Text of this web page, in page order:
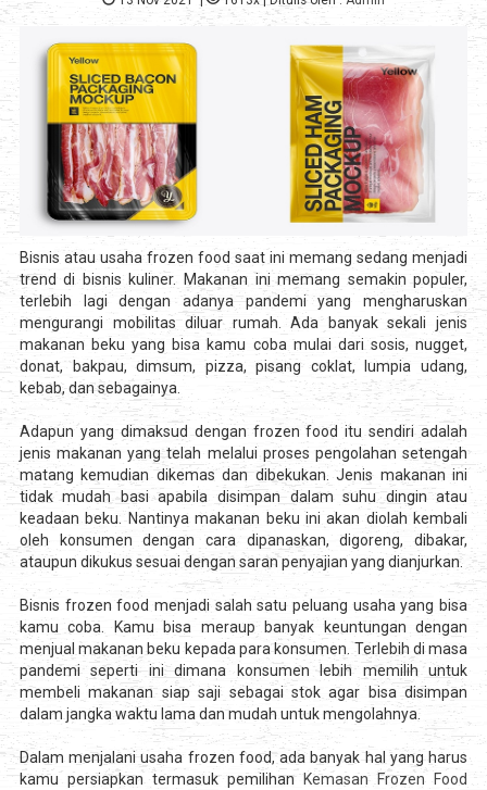
Bisnis atau usaha frozen food saat ini memang sedang menjadi
trend di bisnis kuliner. Makanan ini memang semakin populer,
terlebih lagi dengan adanya pandemi yang mengharuskan
mengurangi mobilitas diluar rumah. Ada banyak sekali jenis
makanan beku yang bisa kamu coba mulai dari sosis, nugget,
donat, bakpau, dimsum, pizza, pisang coklat, lumpia udang,
kebab, dan sebagainya.
Adapun yang dimaksud dengan frozen food itu sendiri adalah
jenis makanan yang telah melalui proses pengolahan setengah
matang kemudian dikemas dan dibekukan. Jenis makanan ini
tidak mudah basi apabila disimpan dalam suhu dingin atau
keadaan beku. Nantinya makanan beku ini akan diolah kembali
oleh konsumen dengan cara dipanaskan, digoreng, dibakar,
ataupun dikukus sesuai dengan saran penyajian yang dianjurkan.
Bisnis frozen food menjadi salah satu peluang usaha yang bisa
kamu coba. Kamu bisa meraup banyak keuntungan dengan
menjual makanan beku kepada para konsumen. Terlebih di masa
pandemi seperti ini dimana konsumen lebih memilih untuk
membeli makanan siap saji sebagai stok agar bisa disimpan
dalam jangka waktu lama dan mudah untuk mengolahnya.
Dalam menjalani usaha frozen food, ada banyak hal yang harus
kamu persiapkan termasuk pemilihan
Kemasan Frozen Food